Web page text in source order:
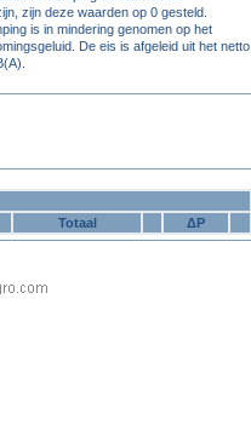
zijn deze waarden op 0 gesteld.
is in mindering genomen op het
De eis is afgeleid uit het netto
Totaal ΔP